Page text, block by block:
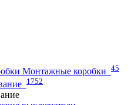
Монтажные коробки 45
1752